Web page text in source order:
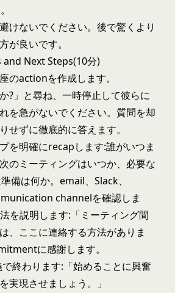
けないでください。後で驚くより
が良いです。
Next Steps(10分)
のactionを作成します。
?」と尋ね、一時停止して彼らに
を急がないでください。質問を却
せずに徹底的に答えます。
を明確にrecapします:誰がいつま
のミーティングはいつか、必要な
備は何か。email、Slack、
channelを確認しま
を説明します:「ミーティング間
、ここに連絡する方法がありま
に感謝します。
終わります:「始めることに興奮
実現させましょう。」